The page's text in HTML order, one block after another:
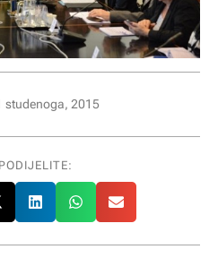
studenoga, 2015
PODIJELITE: